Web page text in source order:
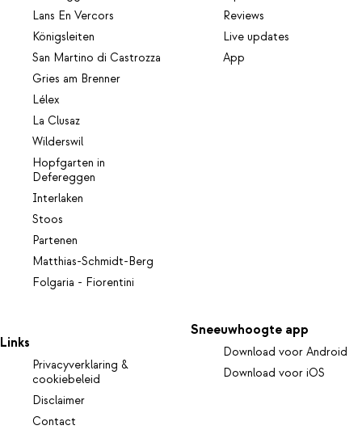
Lans En Vercors
Königsleiten
San Martino di Castrozza
Gries am Brenner
Lélex
La Clusaz
Wilderswil
Hopfgarten in
Defereggen
Interlaken
Stoos
Partenen
Matthias-Schmidt-Berg
Folgaria - Fiorentini
Reviews
Live updates
App
Links
Privacyverklaring &
cookiebeleid
Disclaimer
Contact
Sneeuwhoogte app
Download voor Android
Download voor iOS